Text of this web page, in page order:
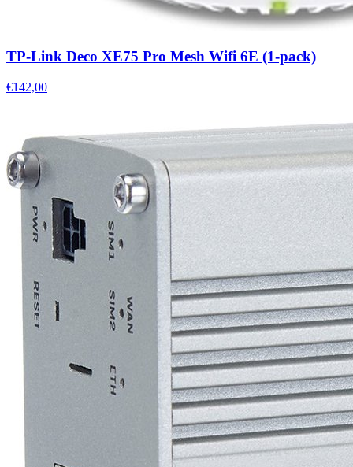
TP-Link Deco XE75 Pro Mesh Wifi 6E (1-pack)
€142,00